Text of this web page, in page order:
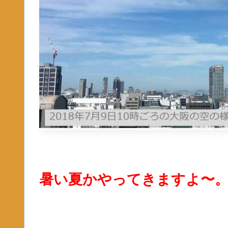
暑い夏かやってきますよ〜